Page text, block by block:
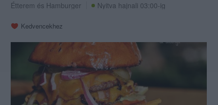
Étterem és Hamburger Nyitva hajnali 03:00-ig
Kedvencekhez